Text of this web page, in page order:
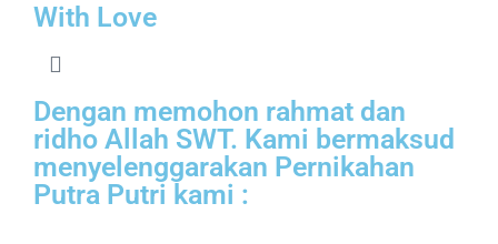
With Love
Dengan memohon rahmat dan
ridho Allah SWT. Kami bermaksud
menyelenggarakan Pernikahan
Putra Putri kami :